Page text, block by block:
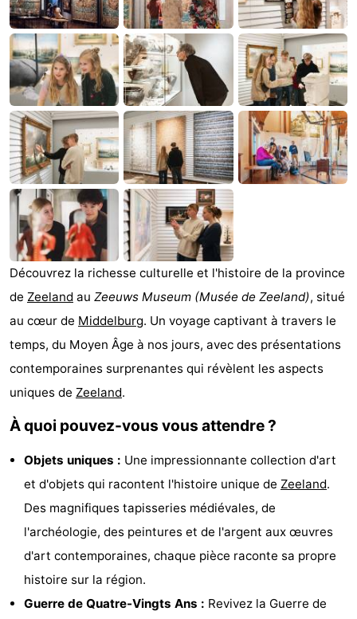
et
faire
Lieux
d'intérêt
-
Musées
-
Monuments
-
Points
de
vue
Attractions
-
Terrains
de
jeux
Aires
jeux
intérieures
-
Bowling
Centres
de
être
Villages
villes
Visites
guidées
Sports
Faire
Découvrez la richesse culturelle et l'histoire de la province
de Zeeland au Zeeuws Museum (Musée de Zeeland), situé
au cœur de Middelburg. Un voyage captivant à travers le
temps, du Moyen Âge à nos jours, avec des présentations
contemporaines surprenantes qui révèlent les aspects
uniques de Zeeland.
À quoi pouvez-vous vous attendre ?
Objets uniques : Une impressionnante collection d'art
et d'objets qui racontent l'histoire unique de Zeeland.
Des magnifiques tapisseries médiévales, de
l'archéologie, des peintures et de l'argent aux œuvres
d'art contemporaines, chaque pièce raconte sa propre
histoire sur la région.
Guerre de Quatre-Vingts Ans : Revivez la Guerre de